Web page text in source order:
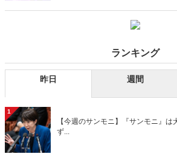
自衛隊ではお互いに理解を深めつつ共
ランキング
昨日 週間
1
【今週のサンモニ】『サンモニ』
ず...